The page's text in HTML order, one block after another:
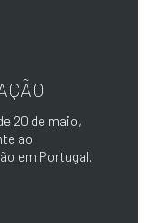
20 de maio,
ao
em Portugal.